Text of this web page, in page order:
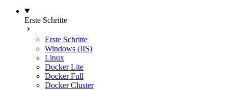
Erste Schritte
Erste Schritte
Windows (IIS)
Linux
Docker Lite
Docker Full
Docker Cluster